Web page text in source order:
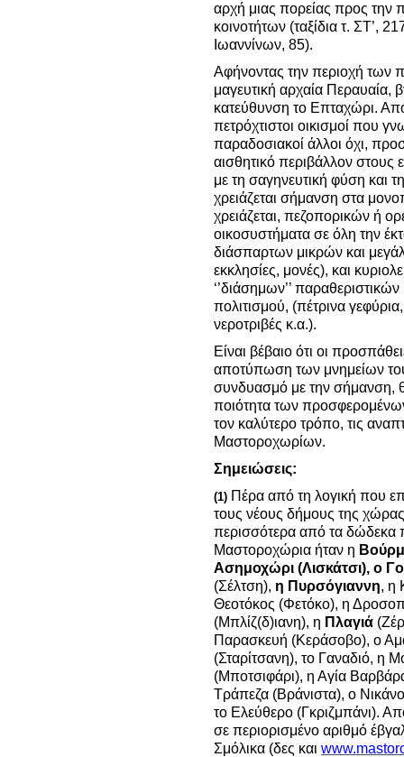
αρχή μιας πορείας προς
κοινοτήτων (ταξίδια τ. ΣΤ’,
Ιωαννίνων, 85).
Αφήνοντας την περιοχή των
μαγευτική αρχαία Περαυαία,
κατεύθυνση το Επταχώρι.
πετρόχτιστοι οικισμοί που
παραδοσιακοί άλλοι όχι,
αισθητικό περιβάλλον
με τη σαγηνευτική φύση και
χρειάζεται σήμανση στα
χρειάζεται, πεζοπορικών ή
οικοσυστήματα σε όλη την
διάσπαρτων μικρών και
εκκλησίες, μονές), και
‘’διάσημων’’
πολιτισμού, (πέτρινα
νεροτριβές κ.α.).
Είναι βέβαιο ότι οι
αποτύπωση των μνημείων
συνδυασμό με την σήμανση,
ποιότητα των
τον καλύτερο τρόπο, τις
Μαστοροχωρίων.
Σημειώσεις:
(1) Πέρα από τη λογική που
τους νέους δήμους της
περισσότερα από τα δώδεκα
Μαστοροχώρια ήταν η
Ασημοχώρι (Λισκάτσι), ο
(Σέλτση), η Πυρσόγιαννη, η
Θεοτόκος (Φετόκο), η
(Μπλίζ(δ)ιανη), η Πλαγιά
Παρασκευή (Κεράσοβο), ο
(Σταρίτσανη), το Γαναδιό, η
(Μποτσιφάρι), η Αγία
Τράπεζα (Βράνιστα), ο
το Ελεύθερο (Γκριζμπάνι).
σε περιορισμένο αριθμό
Σμόλικα (δες και